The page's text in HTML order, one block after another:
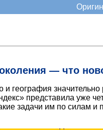
— что
география
представила уже
задачи им по силам и